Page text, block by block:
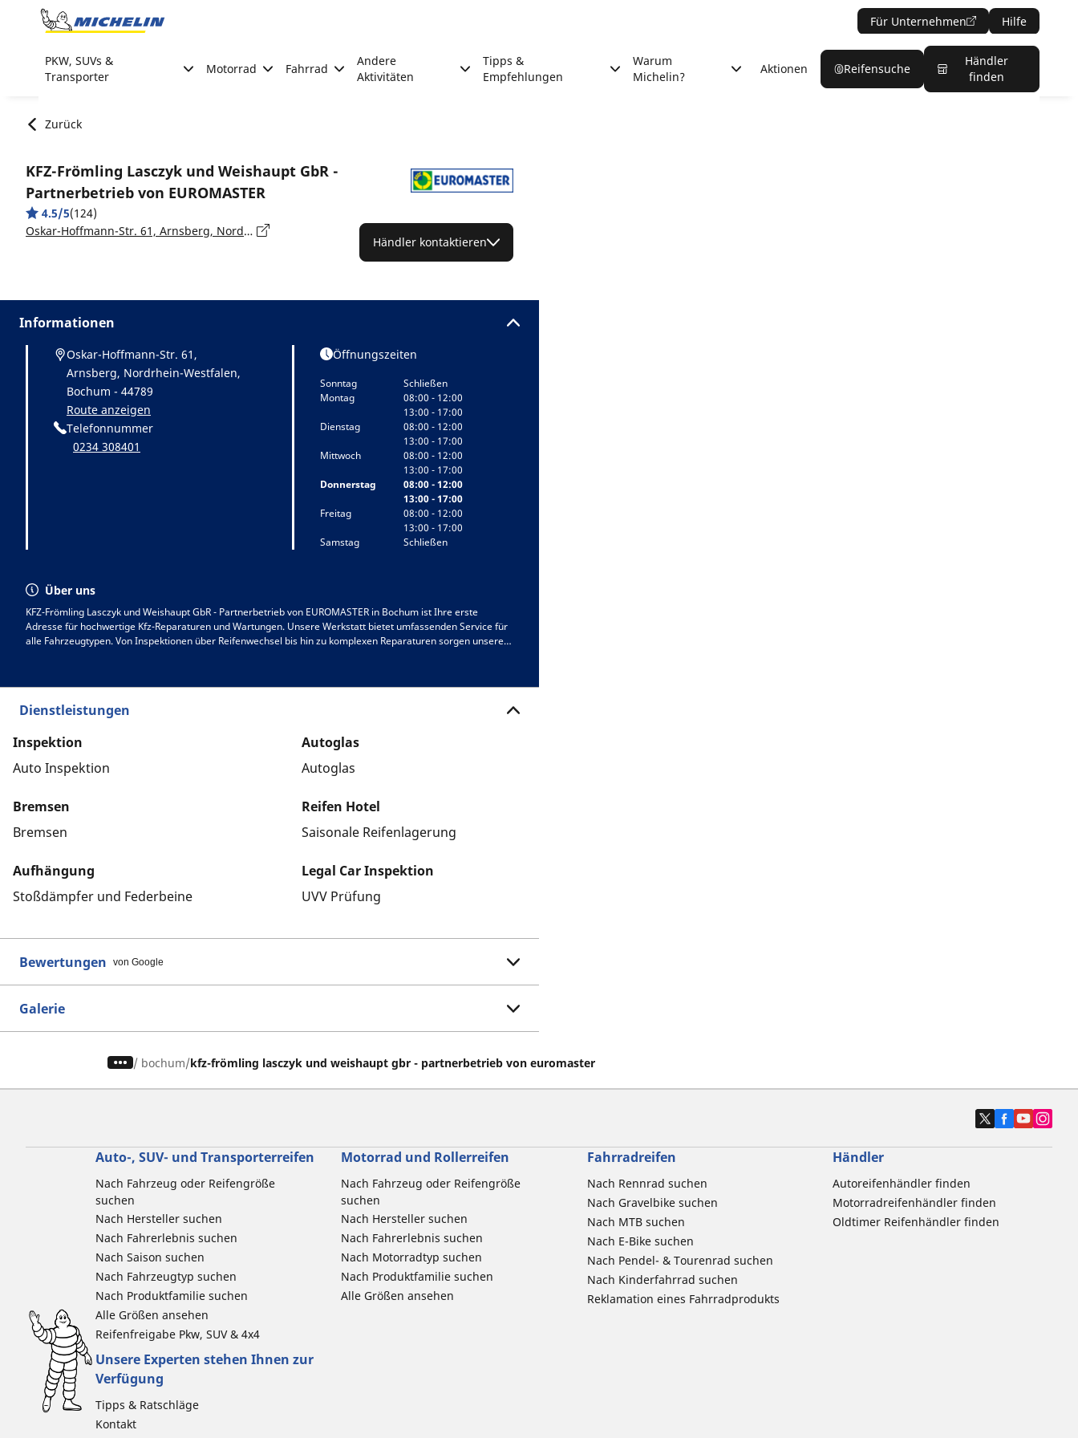
Go to page content
Für Unternehmen Hilfe
PKW, SUVs &
Transporter
Motorrad Fahrrad
Andere
Aktivitäten
Tipps &
Empfehlungen
Warum
Michelin?
Aktionen Reifensuche
Händler
finden
Zurück
KFZ-Frömling Lasczyk und Weishaupt GbR -
Partnerbetrieb von EUROMASTER
4.5/5(124)
Oskar-Hoffmann-Str. 61, Arnsberg, Nordrhein-Westfalen, Bochum - 44789
Händler kontaktieren
Informationen
Oskar-Hoffmann-Str. 61,
Arnsberg, Nordrhein-Westfalen,
Bochum - 44789
Route anzeigen
Telefonnummer
0234 308401
Öffnungszeiten
Sonntag
Schließen
Montag
08:00 - 12:00
13:00 - 17:00
Dienstag
08:00 - 12:00
13:00 - 17:00
Mittwoch
08:00 - 12:00
13:00 - 17:00
Donnerstag
08:00 - 12:00
13:00 - 17:00
Freitag
08:00 - 12:00
13:00 - 17:00
Samstag
Schließen
Über uns
KFZ-Frömling Lasczyk und Weishaupt GbR - Partnerbetrieb von EUROMASTER in Bochum ist Ihre erste
Adresse für hochwertige Kfz-Reparaturen und Wartungen. Unsere Werkstatt bietet umfassenden Service für
alle Fahrzeugtypen. Von Inspektionen über Reifenwechsel bis hin zu komplexen Reparaturen sorgen unsere
erleben, oder kontaktieren Sie uns für einen Termin. Vertrauen Sie auf unsere Expertise!
Dienstleistungen
Inspektion
Auto Inspektion
Autoglas
Autoglas
Bremsen
Bremsen
Reifen Hotel
Saisonale Reifenlagerung
Aufhängung
Stoßdämpfer und Federbeine
Legal Car Inspektion
UVV Prüfung
Bewertungen von Google
Galerie
/ bochum kfz-frömling lasczyk und weishaupt gbr - partnerbetrieb von euromaster
Auto-, SUV- und Transporterreifen
Nach Fahrzeug oder Reifengröße
suchen
Nach Hersteller suchen
Nach Fahrerlebnis suchen
Nach Saison suchen
Nach Fahrzeugtyp suchen
Nach Produktfamilie suchen
Alle Größen ansehen
Reifenfreigabe Pkw, SUV & 4x4
Motorrad und Rollerreifen
Nach Fahrzeug oder Reifengröße
suchen
Nach Hersteller suchen
Nach Fahrerlebnis suchen
Nach Motorradtyp suchen
Nach Produktfamilie suchen
Alle Größen ansehen
Fahrradreifen
Nach Rennrad suchen
Nach Gravelbike suchen
Nach MTB suchen
Nach E-Bike suchen
Nach Pendel- & Tourenrad suchen
Nach Kinderfahrrad suchen
Reklamation eines Fahrradprodukts
Händler
Autoreifenhändler finden
Motorradreifenhändler finden
Oldtimer Reifenhändler finden
Unsere Experten stehen Ihnen zur
Verfügung
Tipps & Ratschläge
Kontakt